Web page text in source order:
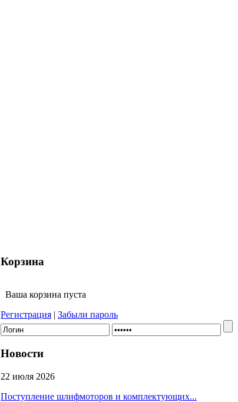
Корзина
Ваша корзина пуста
Регистрация | Забыли пароль
Новости
22 июля 2026
Поступление шлифмоторов и комплектующих...